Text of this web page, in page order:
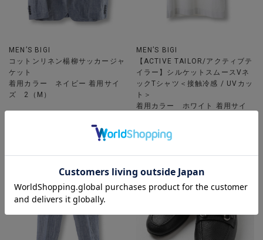
MEN’S BIGI
コットンリネン楊柳サッカージャ
ケット
着用カラー ネイビー 着用サイ
ズ 2（M）
MEN’S BIGI
【ACTIVE TAILOR/アクティブテ
イラー】シルケットスムースVネ
ックTシャツ＜接触冷感 / UVカッ
ト＞
着用カラー ホワイト 着用サイ